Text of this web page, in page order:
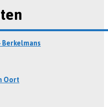
Oort